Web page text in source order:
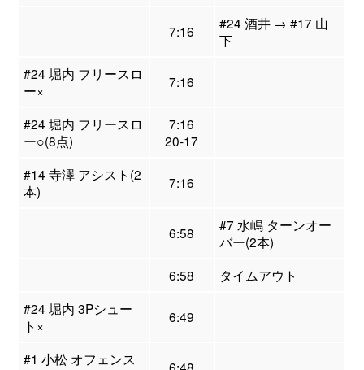
7:16
#24 酒井 → #17 山
下
#24 堀内 フリースロ
ー×
7:16
#24 堀内 フリースロ
ー○(8点)
7:16
20-17
#14 寺澤 アシスト(2
本)
7:16
6:58
#7 水嶋 ターンオー
バー(2本)
6:58
タイムアウト
#24 堀内 3Pシュー
ト×
6:49
#1 小松 オフェンス